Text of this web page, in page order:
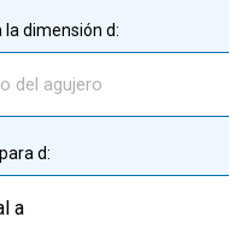
dimensión d:
d:
a